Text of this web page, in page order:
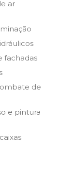
ar
fachadas
de
e pintura